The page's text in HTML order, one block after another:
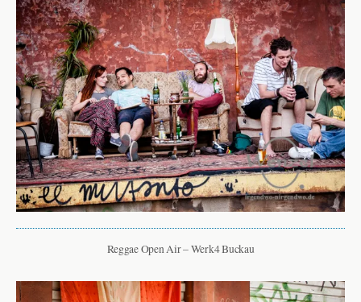
Reggae Open Air – Werk4 Buckau